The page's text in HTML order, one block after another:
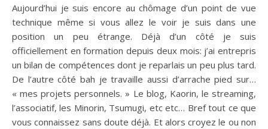
Aujourd’hui je suis encore au chômage d’un point de vue
technique même si vous allez le voir je suis dans une
position un peu étrange. Déjà d’un côté je suis
officiellement en formation depuis deux mois: j’ai entrepris
un bilan de compétences dont je reparlais un peu plus tard.
De l’autre côté bah je travaille aussi d’arrache pied sur…
« mes projets personnels. » Le blog, Kaorin, le streaming,
l’associatif, les Minorin, Tsumugi, etc etc… Bref tout ce que
vous connaissez sans doute déjà. Et alors croyez le ou non